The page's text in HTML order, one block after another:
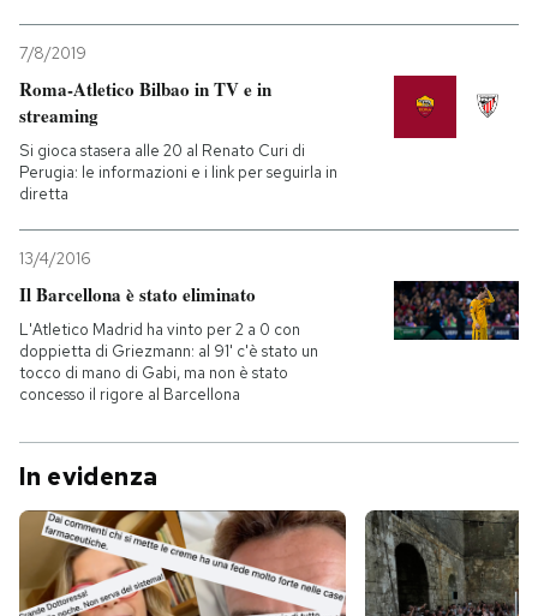
7/8/2019
Roma-Atletico Bilbao in TV e in
streaming
Si gioca stasera alle 20 al Renato Curi di
Perugia: le informazioni e i link per seguirla in
diretta
13/4/2016
Il Barcellona è stato eliminato
L'Atletico Madrid ha vinto per 2 a 0 con
doppietta di Griezmann: al 91' c'è stato un
tocco di mano di Gabi, ma non è stato
concesso il rigore al Barcellona
In evidenza